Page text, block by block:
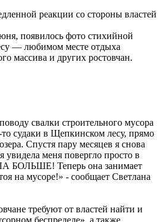
реакции со стороны властей
появилось фото стихийной
— любимом месте отдыха
массива и других ростовчан.
свалки строительного мусора
судаки в Щепкинском лесу, прямо
Спустя пару месяцев я снова
увидела меня повергло просто в
БОЛЬШЕ! Теперь она занимает
на мусоре!» - сообщает Светлана
требуют от властей найти и